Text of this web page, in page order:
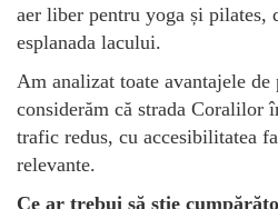
aer liber pentru yoga și pilates,
esplanada lacului.
Am analizat toate avantajele
considerăm că strada Coralilor
trafic redus, cu accesibilitatea
relevante.
Ce ar trebui să știe